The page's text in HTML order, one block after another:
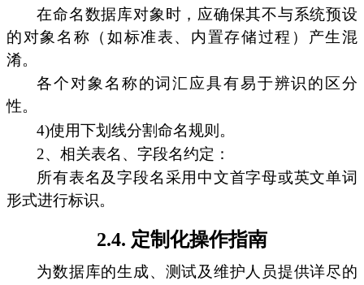
在命名数据库对象时，应确保其不与系统预设
的对象名称（如标准表、内置存储过程）产生混
淆。
各个对象名称的词汇应具有易于辨识的区分
性。
4)使用下划线分割命名规则。
2、相关表名、字段名约定：
所有表名及字段名采用中文首字母或英文单词
形式进行标识。
2.4. 定制化操作指南
为数据库的生成、测试及维护人员提供详尽的